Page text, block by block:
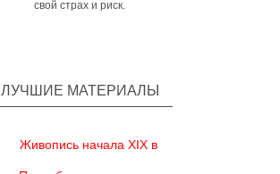
свой страх и риск.
ЛУЧШИЕ МАТЕРИАЛЫ
Живопись начала XIX в